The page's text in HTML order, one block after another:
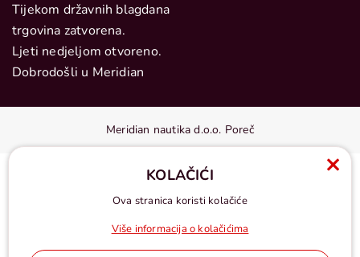
Tijekom državnih blagdana
trgovina zatvorena.
Ljeti nedjeljom otvoreno.
Dobrodošli u Meridian
Meridian nautika d.o.o. Poreč
KOLAČIĆI
Ova stranica koristi kolačiće
Više informacija o kolačićima